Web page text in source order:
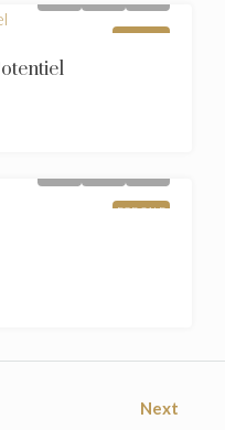
FOR SALE
FOR SALE
Next